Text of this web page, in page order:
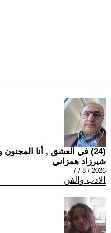
(24) في العشق , أنا المجنون وهي ذاتها ليلى
شيرزاد همزاني
2026 / 8 / 7
الادب والفن